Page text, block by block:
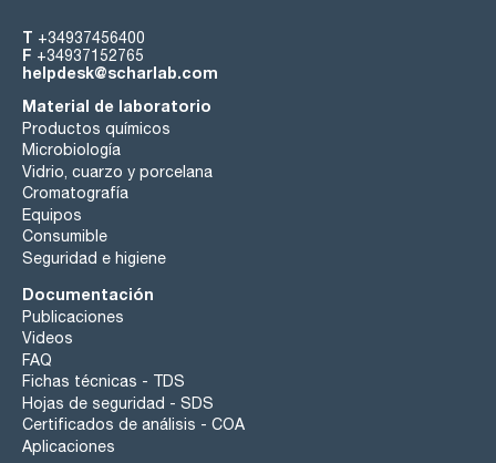
T +34937456400
F +34937152765
helpdesk@scharlab.com
Material de laboratorio
Productos químicos
Microbiología
Vidrio, cuarzo y porcelana
Cromatografía
Equipos
Consumible
Seguridad e higiene
Documentación
Publicaciones
Videos
FAQ
Fichas técnicas - TDS
Hojas de seguridad - SDS
Certificados de análisis - COA
Aplicaciones